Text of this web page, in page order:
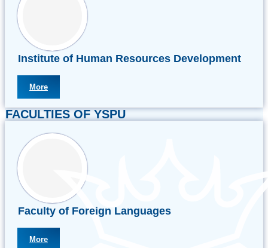
Institute of Human Resources Development
More
FACULTIES OF YSPU
Faculty of Foreign Languages
More